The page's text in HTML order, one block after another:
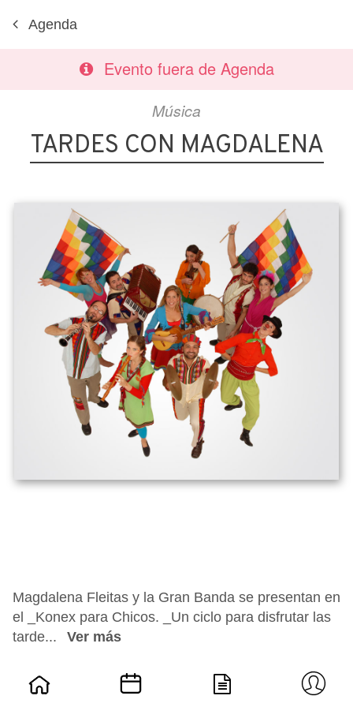
Agenda
Evento fuera de Agenda
Música
TARDES CON MAGDALENA
Magdalena Fleitas y la Gran Banda se presentan en
el _Konex para Chicos. _Un ciclo para disfrutar las
tarde...
Ver más